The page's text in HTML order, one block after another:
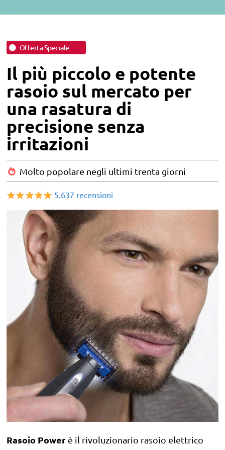
Offerta Speciale
Il più piccolo e potente
rasoio sul mercato per
una rasatura di
precisione senza
irritazioni
Molto popolare negli ultimi trenta giorni
5.637 recensioni
Rasoio Power è il rivoluzionario rasoio elettrico